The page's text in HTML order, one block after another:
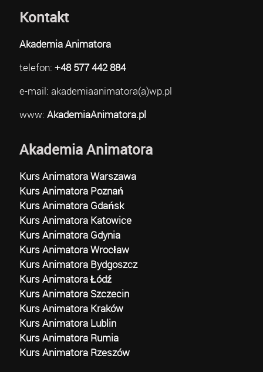
Kontakt
Akademia Animatora
telefon: +48 577 442 884
e-mail: akademiaanimatora(a)wp.pl
www: AkademiaAnimatora.pl
Akademia Animatora
Kurs Animatora Warszawa
Kurs Animatora Poznań
Kurs Animatora Gdańsk
Kurs Animatora Katowice
Kurs Animatora Gdynia
Kurs Animatora Wrocław
Kurs Animatora Bydgoszcz
Kurs Animatora Łódź
Kurs Animatora Szczecin
Kurs Animatora Kraków
Kurs Animatora Lublin
Kurs Animatora Rumia
Kurs Animatora Rzeszów